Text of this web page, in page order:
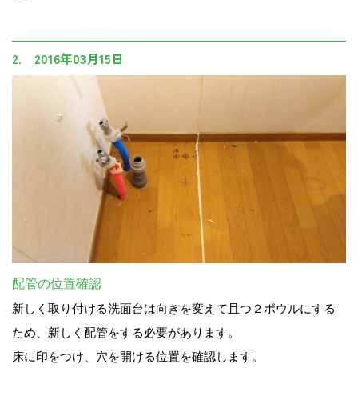
2. 2016年03月15日
配管の位置確認
新しく取り付ける洗面台は向きを変えて且つ２ボウルにする
ため、新しく配管をする必要があります。
床に印をつけ、穴を開ける位置を確認します。